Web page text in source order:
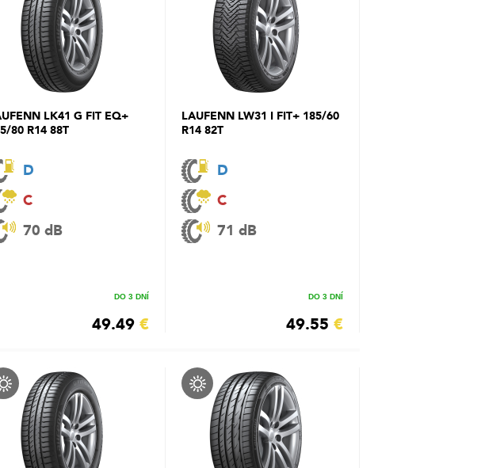
LK41 G FIT EQ+
80 R14 88T
D
C
70 dB
DO 3 DNÍ
49.49 €
LAUFENN LW31 I FIT+ 185/60
R14 82T
D
C
71 dB
DO 3 DNÍ
49.55 €